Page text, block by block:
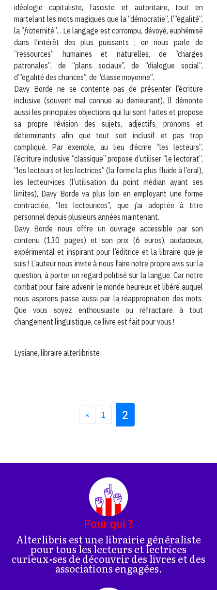
idéologie capitaliste, fasciste et autoritaire, tout en
martelant les mots magiques que la “démocratie”, l’“égalité”,
la “fraternité”... Le langage est corrompu, dévoyé, euphémisé
dans l’intérêt des plus puissants ; on nous parle de
“ressources” humaines et naturelles, de “charges
patronales”, de “plans sociaux”, de “dialogue social”,
d’“égalité des chances”, de “classe moyenne”.
Davy Borde ne se contente pas de présenter l’écriture
inclusive (souvent mal connue au demeurant). Il démonte
aussi les principales objections qui lui sont faites et propose
sa propre révision des sujets, adjectifs, pronoms et
déterminants afin que tout soit inclusif et pas trop
compliqué. Par exemple, au lieu d’écrire “les lecteurs”,
l’écriture inclusive “classique” propose d’utiliser “le lectorat”,
“les lecteurs et les lectrices” (la forme la plus fluide à l’oral),
les lecteur•ices (l’utilisation du point médian ayant ses
limites), Davy Borde va plus loin en employant une forme
contractée, “les lecteurices”, que j’ai adoptée à titre
personnel depuis plusieurs années maintenant.
Davy Borde nous offre un ouvrage accessible par son
contenu (130 pages) et son prix (6 euros), audacieux,
expérimental et inspirant pour l’éditrice et la libraire que je
suis ! L’auteur nous invite à nous faire notre propre avis sur la
question, à porter un regard politisé sur la langue. Car notre
combat pour faire advenir le monde heureux et libéré auquel
nous aspirons passe aussi par la réappropriation des mots.
Que vous soyez enthousiaste ou réfractaire à tout
changement linguistique, ce livre est fait pour vous !
Lysiane, libraire alterlibriste
« 1 2
Pour qui ?
Alterlibris est une librairie généraliste
pour tous les lecteurs et lectrices
curieux•ses de découvrir des livres et des
associations engagées.